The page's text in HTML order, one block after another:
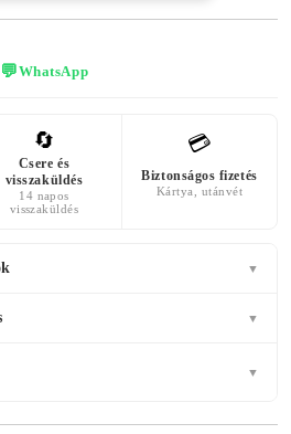
💬WhatsApp
🔄
Csere és
visszaküldés
14 napos
visszaküldés
💳
Biztonságos fizetés
Kártya, utánvét
▼
▼
▼